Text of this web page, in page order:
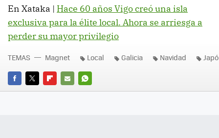
En Xataka | Hace 60 años Vigo creó una isla
exclusiva para la élite local. Ahora se arriesga a
perder su mayor privilegio
FACEBOOK
TWITTERFLIPBOARD
E-
WHATSAPP
TEMAS Magnet Local Galicia Navidad